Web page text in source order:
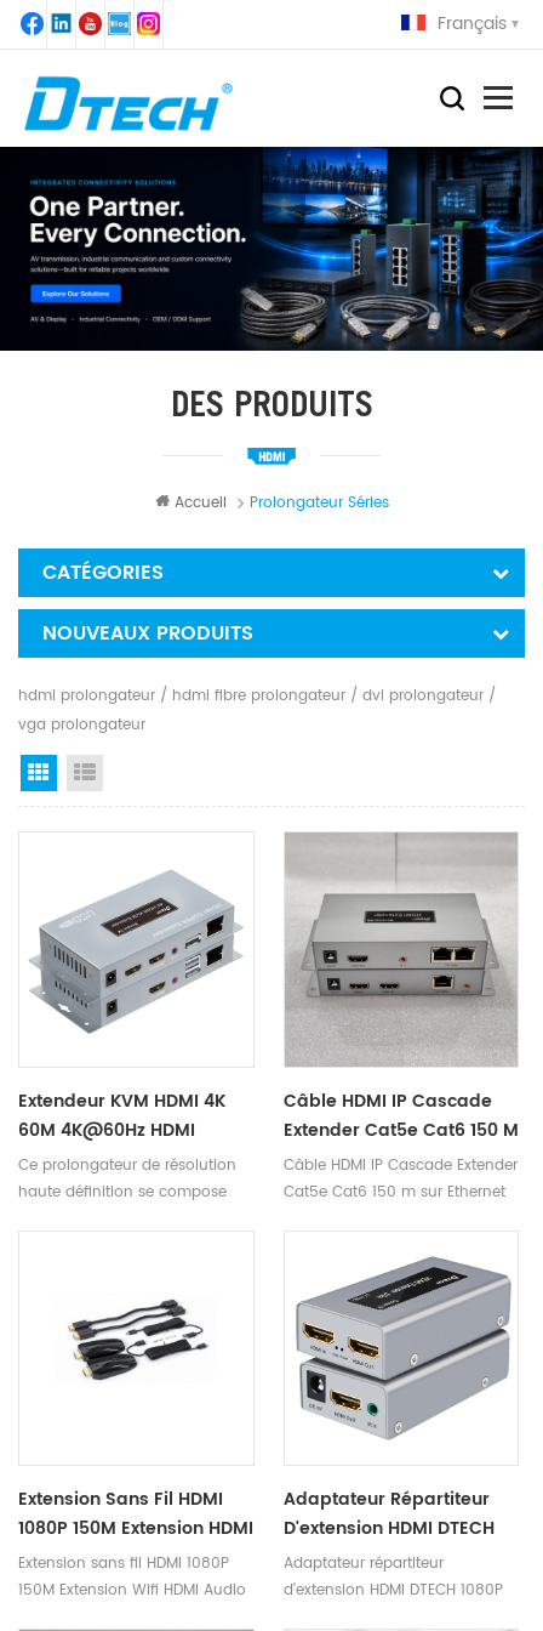
Français
DES PRODUITS
Accueil Prolongateur Séries
CATÉGORIES
NOUVEAUX PRODUITS
hdmi prolongateur / hdmi fibre prolongateur / dvi prolongateur /
vga prolongateur
Grid View
Extendeur KVM HDMI 4K
60M 4K@60Hz HDMI
Extender 7084A GS
Ce prolongateur de résolution
haute définition se compose
est responsable du décodage
du signal et de l'attribution des
ports, ainsi que de la
transmission intermédiaire. Le
Câble HDMI IP Cascade
Extender Cat5e Cat6 150 M
Sur Ethernet
Câble HDMI IP Cascade Extender
Cat5e Cat6 150 m sur Ethernet
Extension Sans Fil HDMI
1080P 150M Extension HDMI
Wifi Audio Vidéo TX RX
Extension HDMI
Extension sans fil HDMI 1080P
150M Extension Wifi HDMI Audio
Adaptateur Répartiteur
D'extension HDMI DTECH
1080P 4K Cat6 Extension
HDMI Sur Ethernet
Adaptateur répartiteur
d'extension HDMI DTECH 1080P